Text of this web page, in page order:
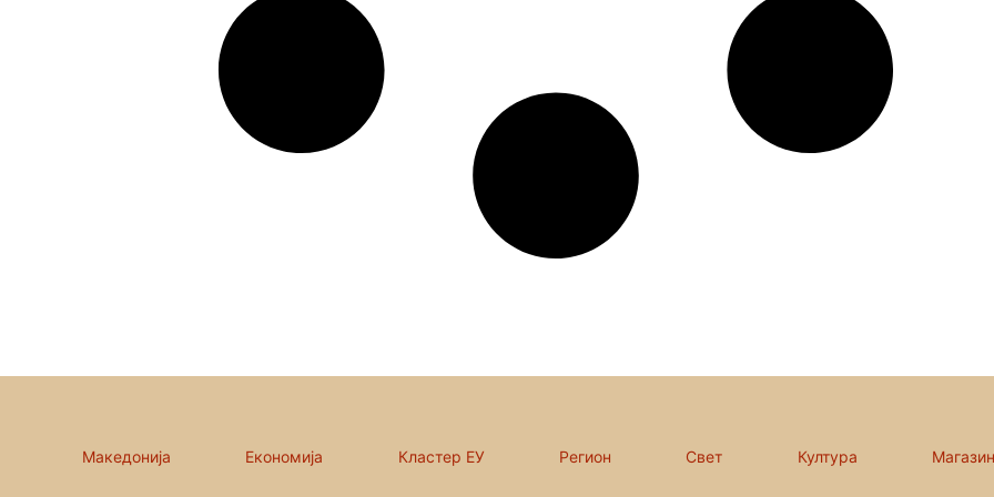
Македонија Економија Кластер ЕУ Регион Свет Култура Магазин